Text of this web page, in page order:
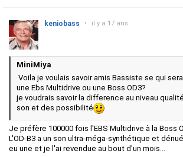
keniobass • il y a 17 ans
MiniMiya
Voila je voulais savoir amis Bassiste se qui
une Ebs Multidrive ou une Boss OD3?
je voudrais savoir la difference au niveau
son et des possibilité
Je préfère 100000 fois l'EBS Multidrive à la Boss
L'OD-B3 a un son ultra-méga-synthétique et
eu une et je l'ai revendue au bout d'un mois...